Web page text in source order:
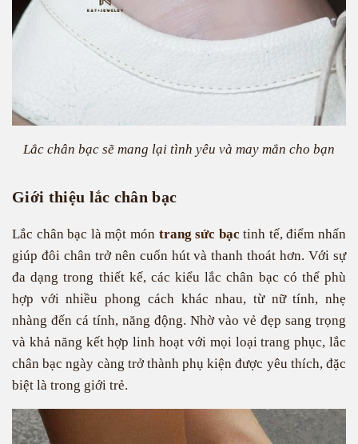
Lắc chân bạc sẽ mang lại tình yêu và may mắn cho bạn
Giới thiệu lắc chân bạc
Lắc chân bạc là một món trang sức bạc tinh tế, điểm nhấn
giúp đôi chân trở nên cuốn hút và thanh thoát hơn. Với sự
đa dạng trong thiết kế, các kiểu lắc chân bạc có thể phù
hợp với nhiều phong cách khác nhau, từ nữ tính, nhẹ
nhàng đến cá tính, năng động. Nhờ vào vẻ đẹp sang trọng
và khả năng kết hợp linh hoạt với mọi loại trang phục, lắc
chân bạc ngày càng trở thành phụ kiện được yêu thích, đặc
biệt là trong giới trẻ.